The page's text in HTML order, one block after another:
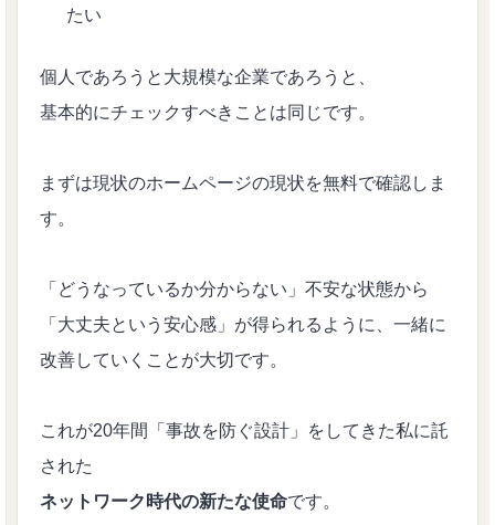
たい
個人であろうと大規模な企業であろうと、
基本的にチェックすべきことは同じです。
まずは現状のホームページの現状を無料で確認しま
す。
「どうなっているか分からない」不安な状態から
「大丈夫という安心感」が得られるように、一緒に
改善していくことが大切です。
これが20年間「事故を防ぐ設計」をしてきた私に託
された
ネットワーク時代の新たな使命です。